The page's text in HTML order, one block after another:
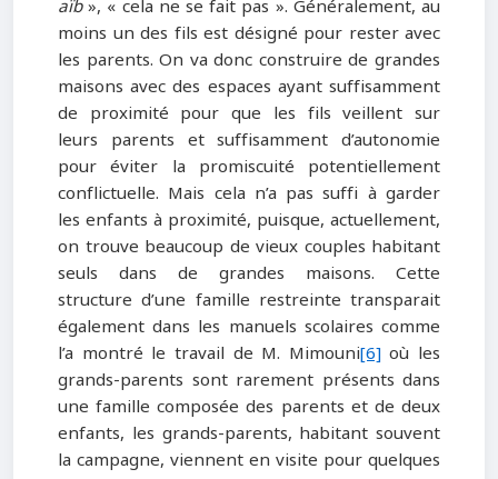
aïb», « cela ne se fait pas ». Généralement, au
moins un des fils est désigné pour rester avec
les parents. On va donc construire de grandes
maisons avec des espaces ayant suffisamment
de proximité pour que les fils veillent sur
leurs parents et suffisamment d’autonomie
pour éviter la promiscuité potentiellement
conflictuelle. Mais cela n’a pas suffi à garder
les enfants à proximité, puisque, actuellement,
on trouve beaucoup de vieux couples habitant
seuls dans de grandes maisons. Cette
structure d’une famille restreinte transparait
également dans les manuels scolaires comme
l’a montré le travail de M. Mimouni[6]où les
grands-parents sont rarement présents dans
une famille composée des parents et de deux
enfants, les grands-parents, habitant souvent
la campagne, viennent en visite pour quelques